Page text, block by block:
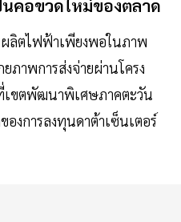
คอขวดใหม่ของตลาด
ผลิตไฟฟ้าเพียงพอในภาพ
ภาพการส่งจ่ายผ่านโครง
เขตพัฒนาพิเศษภาคตะวัน
องการลงทุนดาต้าเซ็นเตอร์